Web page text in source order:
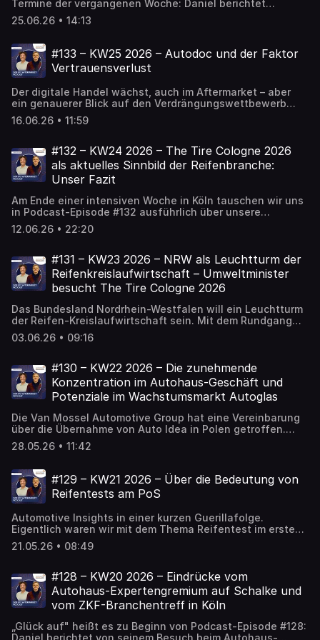
lauern.
Termine der vergangenen Woche: Daniel berichtet
zunächst von der Einweihung des neuen Renault-
Logistikzentrums in Brühl. Vor Ort haben die
betont und erläutert, welche Möglichkeiten sich durch
umfangreiche Automatisierung und Robotik im After-
Sales-Segment eröffnen. Kay war derweil in Mailand bei
Selbstverständnis des italienischen Reifenherstellers in
umfassender Form erleben. Ein zentraler Aspekt war dabei
auch die wachsende Bedeutung von KI für die
25.06.26 • 14:13
#133 – KW25 2026 – Autodoc und der Faktor
Vertrauensverlust
Der digitale Handel wächst, auch im Aftermarket – aber
ein genauerer Blick auf den Verdrängungswettbewerb
offenbart die Problematiken bei einigen Akteuren. Nun
meldet Autodoc die Neuausrichtung seines B2B-
Mitarbeitern in Belgien, Deutschland, Italien und den
Niederlanden wird eingestellt. Über diesen Schritt
sprechen wir in Podcast-Episode #133 ausführlich, ehe wir
uns abschließend noch kurz der chinesischen Marke
Xpeng und ihren Ambitionen in Deutschland widmen.
16.06.26 • 11:59
#132 – KW24 2026 – The Tire Cologne 2026
als aktuelles Sinnbild der Reifenbranche:
Unser Fazit
Am Ende einer intensiven Woche in Köln tauschen wir uns
in Podcast-Episode #132 ausführlich über unsere
Eindrücke von The Tire Cologne 2026 aus. Welche
Begegnungen bleiben in Erinnerung, welche Gespräche
Zugewandtheit und klarer Kommunikation positiv
aufgefallen sind, und bei wem in der Außendarstellung
und- wirkung unserer Meinung nach noch Luft nach oben
ist. Wie eine Art Abbild der Situation in der Reifenbranche
hierzulande und in Europa wird dabei deutlich, wer aktuell
Akzente setzen kann und wer zu sehr mit sich selbst
beschäftigt ist. Außerdem blicken wir auch auf die von
den Messe-Verantwortlichen kommunizierten
empfunden haben.
12.06.26 • 22:20
#131 – KW23 2026 – NRW als Leuchtturm der
Reifenkreislaufwirtschaft – Umweltminister
besucht The Tire Cologne 2026
Das Bundesland Nordrhein-Westfalen will ein Leuchtturm
der Reifen-Kreislaufwirtschaft sein. Mit dem Rundgang
von NRW-Umwelt- und -Verkehrsminister Oliver Krischer
wird die thematische Auftaktnote von The Tire Cologne
Reifenbranche wird neben dem Themenschwerpunkt
Circular Economy ein Transformationsbild gezeichnet: KI,
pan-europäische Großhandelsstrukturen und die
zunehmende Bedeutung der digitaler Vertriebskanäle. In
Podcast-Episode #131 blicken wir außerdem auf die im
Vorfeld der Reifenmesse stattfindende BRV-
Mitgliederversammlung.
03.06.26 • 09:16
#130 – KW22 2026 – Die zunehmende
Konzentration im Autohaus-Geschäft und
Potenziale im Wachstumsmarkt Autoglas
Die Van Mossel Automotive Group hat eine Vereinbarung
über die Übernahme von Auto Idea in Polen getroffen.
Eine Akquisition, die erneut zeigt, wie stark
länderübergreifend Konsolidierungsprozesse im
sprechen wir zu Beginn von Episode #130, bevor wir uns
als zweitem Schwerpunkt dem Autoglas-Geschäft
widmen. Dafür hat Daniel ein Interview mit Frank
aus dem er in Auszügen berichtet.
28.05.26 • 11:42
#129 – KW21 2026 – Über die Bedeutung von
Reifentests am PoS
Automotive Insights in einer kurzen Guerillafolge.
Eigentlich waren wir mit dem Thema Reifentest im ersten
Halbjahr 2026 durch. Der AutoBild-Ganzjahresreifentest,
der seinen Fokus auf Gummis für Elektroautos legt, ist
für das Kfz-Geschäft bedeutsamen Themenfeld der
Reifentests noch ein paar Beobachtungen hinzuzufügen.
Was sind am PoS wirklich die zentralen
Verkaufsargumente?
21.05.26 • 08:49
#128 – KW20 2026 – Eindrücke vom
Autohaus-Expertengremium auf Schalke und
vom ZKF-Branchentreff in Köln
„Glück auf" heißt es zu Beginn von Podcast-Episode #128:
Daniel berichtet von seinem Besuch beim Autohaus-